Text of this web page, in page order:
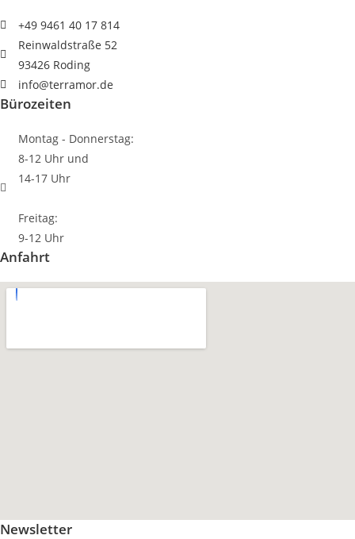
+49 9461 40 17 814
Reinwaldstraße 52
93426 Roding
info@terramor.de
Bürozeiten
Montag - Donnerstag:
8-12 Uhr und
14-17 Uhr
Freitag:
9-12 Uhr
Anfahrt
Newsletter